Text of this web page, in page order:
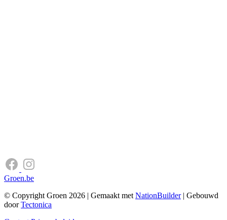
Groen.be
© Copyright Groen 2026 | Gemaakt met NationBuilder| Gebouwd
doorTectonica